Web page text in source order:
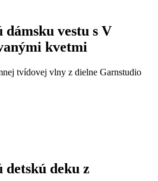
dámsku vestu s V
kvetmi
tvídovej vlny z dielne Garnstudio
detskú deku z